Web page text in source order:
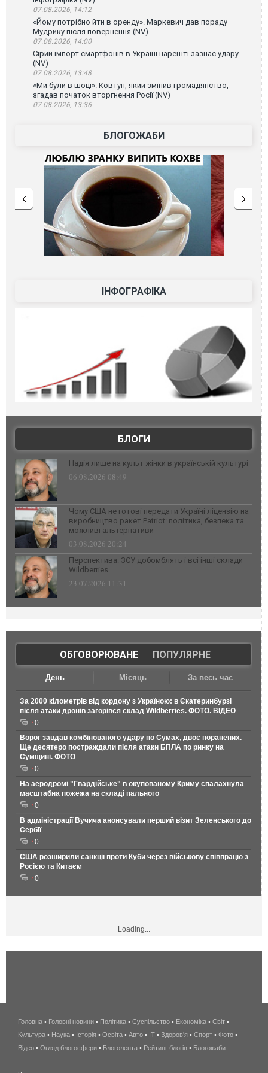
07.08.2026, 14:12
«Йому потрібно йти в оренду». Маркевич дав пораду
Мудрику після повернення (NV)
07.08.2026, 14:00
Сірий імпорт смартфонів в Україні нарешті зазнає удару
(NV)
07.08.2026, 13:48
«Ми були в шоці». Ковтун, який змінив громадянство,
згадав початок вторгнення Росії (NV)
07.08.2026, 13:36
БЛОГОЖАБИ
ІНФОГРАФІКА
БЛОГИ
Надія лише на культ жінки в українській культурі
06.08.2026 08:49
Чому США не готові передати Україні ліцензію на
виробництво ракет Patriot: політика, безпека та
можливі альтернативи
03.08.2026 20:24
Перспектива: ЗСУ добомблять і всі інші склади
Wildberries
23.07.2026 11:31
ОБГОВОРЮВАНЕ| ПОПУЛЯРНЕ
День Місяць За весь час
За 2000 кілометрів від кордону з Україною: в Єкатеринбурзі
після атаки дронів загорівся склад Wildberries. ФОТО. ВІДЕО
0
Ворог завдав комбінованого удару по Сумах, двоє поранених.
Ще десятеро постраждали після атаки БПЛА по ринку на
Сумщині. ФОТО
0
На аеродромі "Гвардійське" в окупованому Криму спалахнула
масштабна пожежа на складі пального
0
В адміністрації Вучича анонсували перший візит Зеленського до
Сербії
0
США розширили санкції проти Куби через військову співпрацю з
Росією та Китаєм
0
Loading...
беспроводной
интернет
киев
Головна • Головні новини • Політика • Суспільство • Економіка • Світ •
Культура • Наука • Історія • Освіта • Авто • IT • Здоров'я • Спорт • Фото •
Відео • Огляд блогосфери • Блоголента • Рейтинг блогів • Блогожаби